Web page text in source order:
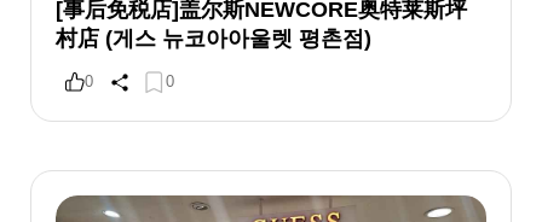
[事后免税店]盖尔斯NEWCORE奥特莱斯坪
村店 (게스 뉴코아아울렛 평촌점)
0 0